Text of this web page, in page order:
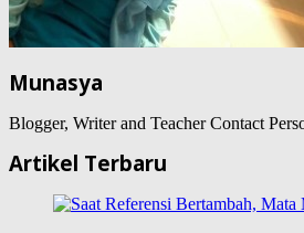
Munasya
Blogger, Writer and Teacher Contact
Artikel Terbaru